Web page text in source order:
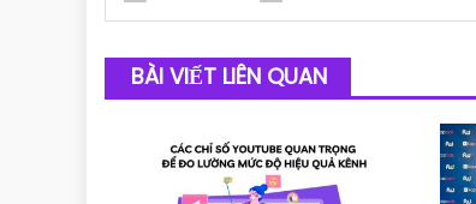
BÀI VIẾT LIÊN QUAN